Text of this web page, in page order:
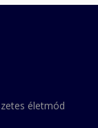
életmód